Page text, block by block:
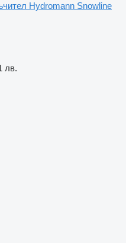
Hydromann Snowline
лв.